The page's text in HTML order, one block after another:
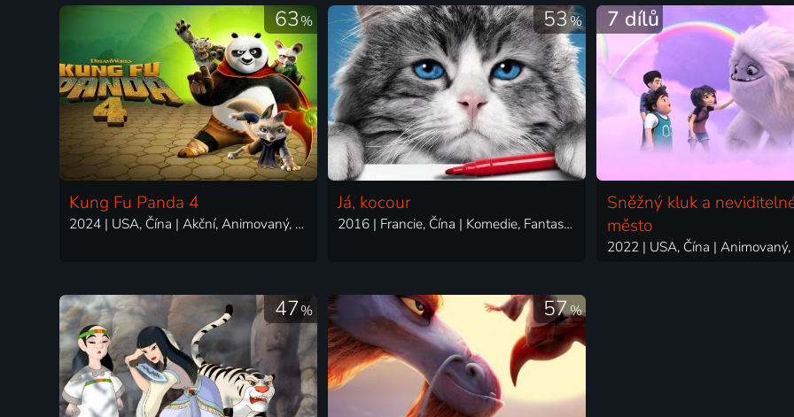
63%
Kung Fu Panda 4
2024 | USA, Čína | Akční, Animovaný, Dobrodružný, Fantasy, Komedie, Rodinný
53%
Já, kocour
2016 | Francie, Čína | Komedie, Fantasy, Rodinný
7 dílů
Sněžný kluk a
město
47% 57%